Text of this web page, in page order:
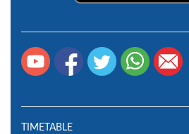
TIMETABLE